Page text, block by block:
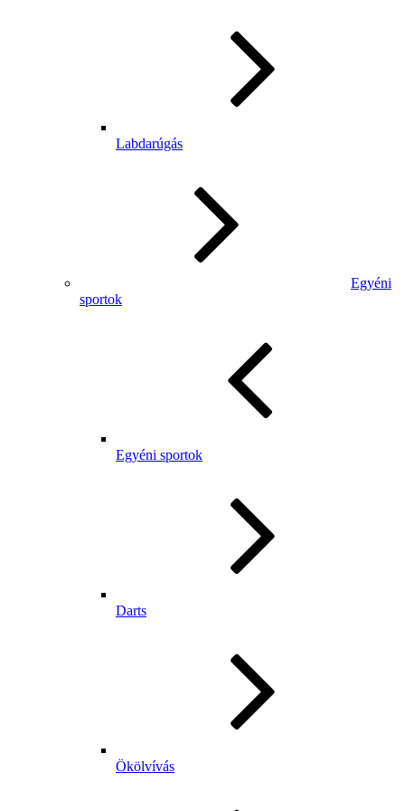
Labdarúgás
Egyéni
sportok
Egyéni sportok
Darts
Ökölvívás